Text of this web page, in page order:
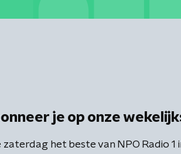
je op onze
zaterdag het beste van NPO Radio 1